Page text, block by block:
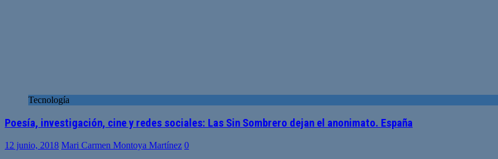
Tecnología
Poesía, investigación, cine y redes sociales: Las Sin Sombrero dejan el anonimato. España
12 junio, 2018 Mari Carmen Montoya Martínez 0